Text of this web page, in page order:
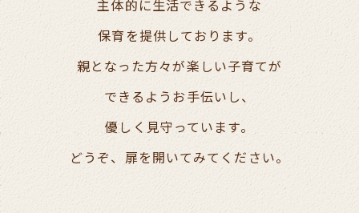
主体的に生活できるような
保育を提供しております。
親となった方々が楽しい子育てが
できるようお手伝いし、
優しく見守っています。
どうぞ、扉を開いてみてください。